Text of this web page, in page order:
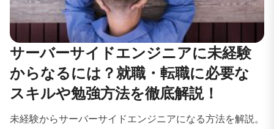
サーバーサイドエンジニアに未経験
からなるには？就職・転職に必要な
スキルや勉強方法を徹底解説！
未経験からサーバーサイドエンジニアになる方法を解説。